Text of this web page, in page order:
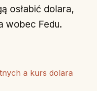
osłabić dolara,
wobec Fedu.
a kurs dolara